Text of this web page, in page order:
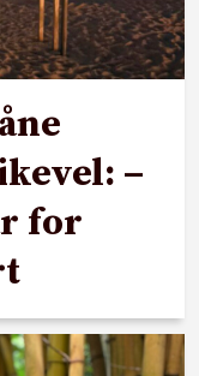
–
for